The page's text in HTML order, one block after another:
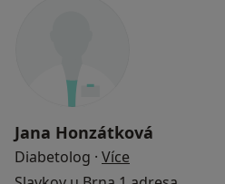
Jana Honzátková
Diabetolog · Více